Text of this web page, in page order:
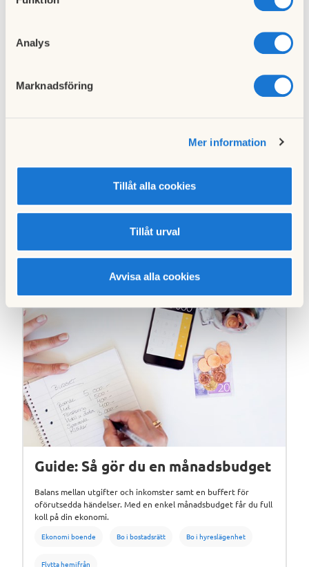
Analys
Marknadsföring
Mer information
Tillåt alla cookies
Tillåt urval
Avvisa alla cookies
Kopiera länk
Relaterade artiklar
Guide: Så gör du en månadsbudget
Balans mellan utgifter och inkomster samt en buffert för
oförutsedda händelser. Med en enkel månadsbudget får du full
koll på din ekonomi.
Ekonomi boende Bo i bostadsrätt Bo i hyreslägenhet
Flytta hemifrån